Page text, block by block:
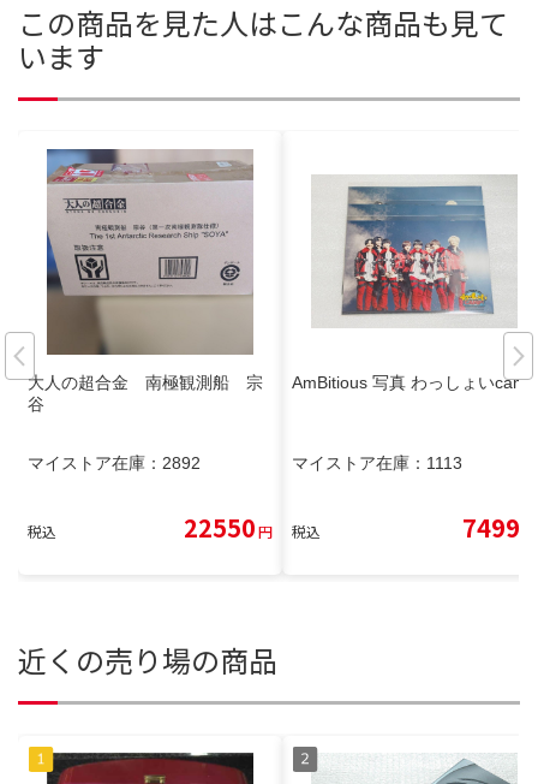
この商品を見た人はこんな商品も見て
います
大人の超合金 南極観測船 宗
谷
マイストア在庫： 2892
税込 22550円
AmBitious 写真 わっしょいcamp
マイストア在庫： 1113
税込 7499
近くの売り場の商品